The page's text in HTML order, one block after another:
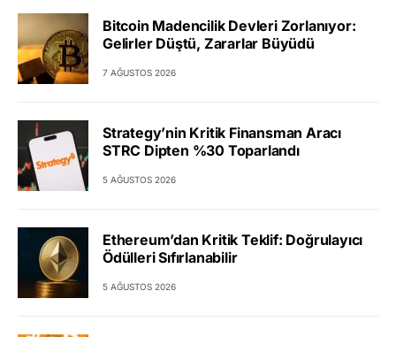
Bitcoin Madencilik Devleri Zorlanıyor:
Gelirler Düştü, Zararlar Büyüdü
7 AĞUSTOS 2026
Strategy’nin Kritik Finansman Aracı
STRC Dipten %30 Toparlandı
5 AĞUSTOS 2026
Ethereum’dan Kritik Teklif: Doğrulayıcı
Ödülleri Sıfırlanabilir
5 AĞUSTOS 2026